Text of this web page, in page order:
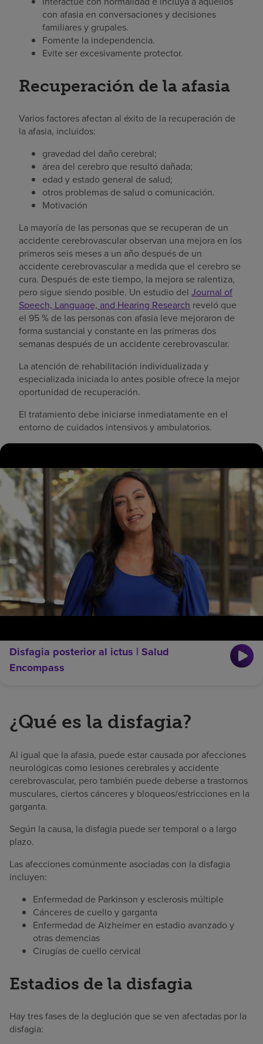
con afasia en conversaciones y decisiones
familiares y grupales.
Fomente la independencia.
Evite ser excesivamente protector.
Recuperación de la afasia
Varios factores afectan al éxito de la recuperación de
la afasia, incluidos:
gravedad del daño cerebral;
área del cerebro que resultó dañada;
edad y estado general de salud;
otros problemas de salud o comunicación.
Motivación
La mayoría de las personas que se recuperan de un
accidente cerebrovascular observan una mejora en los
primeros seis meses a un año después de un
accidente cerebrovascular a medida que el cerebro se
cura. Después de este tiempo, la mejora se ralentiza,
pero sigue siendo posible. Un estudio del Journal of
Speech, Language, and Hearing Research reveló que
el 95 % de las personas con afasia leve mejoraron de
forma sustancial y constante en las primeras dos
semanas después de un accidente cerebrovascular.
La atención de rehabilitación individualizada y
especializada iniciada lo antes posible ofrece la mejor
oportunidad de recuperación.
El tratamiento debe iniciarse inmediatamente en el
entorno de cuidados intensivos y ambulatorios.
Disfagia posterior al ictus | Salud
Encompass
¿Qué es la disfagia?
Al igual que la afasia, puede estar causada por afecciones
neurológicas como lesiones cerebrales y accidente
cerebrovascular, pero también puede deberse a trastornos
musculares, ciertos cánceres y bloqueos/estricciones en la
garganta.
Según la causa, la disfagia puede ser temporal o a largo
plazo.
Las afecciones comúnmente asociadas con la disfagia
incluyen:
Enfermedad de Parkinson y esclerosis múltiple
Cánceres de cuello y garganta
Enfermedad de Alzheimer en estadio avanzado y
otras demencias
Cirugías de cuello cervical
Estadios de la disfagia
Hay tres fases de la deglución que se ven afectadas por la
disfagia: